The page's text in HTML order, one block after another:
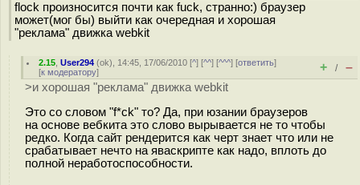
flock произносится почти как fuck, странно:) браузер
может(мог бы) выйти как очередная и хорошая
"реклама" движка webkit
2.15 ,User294 (ok), 14:45, 17/06/2010 [^] [^^] [^^^] [ответить]
[к модератору] + / –
>и хорошая "реклама" движка webkit
Это со словом "f*ck" то? Да, при юзании браузеров
на основе вебкита это слово вырывается не то чтобы
редко. Когда сайт рендерится как черт знает что или не
срабатывает нечто на яваскрипте как надо, вплоть до
полной неработоспособности.